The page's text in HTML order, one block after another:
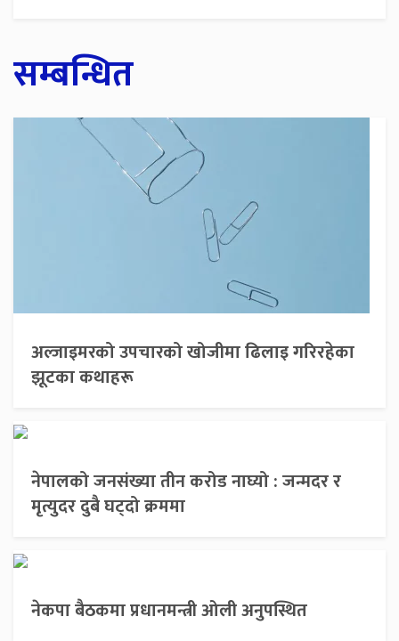
सम्बन्धित
अल्जाइमरको उपचारको खोजीमा ढिलाइ गरिरहेका
झूटका कथाहरू
नेपालको जनसंख्या तीन करोड नाघ्यो : जन्मदर र
मृत्युदर दुबै घट्दो क्रममा
नेकपा बैठकमा प्रधानमन्त्री ओली अनुपस्थित